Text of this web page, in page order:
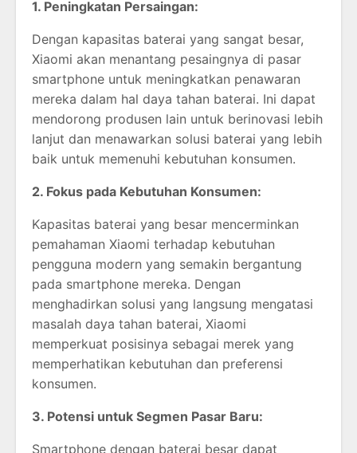
1. Peningkatan Persaingan:
Dengan kapasitas baterai yang sangat besar,
Xiaomi akan menantang pesaingnya di pasar
smartphone untuk meningkatkan penawaran
mereka dalam hal daya tahan baterai. Ini dapat
mendorong produsen lain untuk berinovasi lebih
lanjut dan menawarkan solusi baterai yang lebih
baik untuk memenuhi kebutuhan konsumen.
2. Fokus pada Kebutuhan Konsumen:
Kapasitas baterai yang besar mencerminkan
pemahaman Xiaomi terhadap kebutuhan
pengguna modern yang semakin bergantung
pada smartphone mereka. Dengan
menghadirkan solusi yang langsung mengatasi
masalah daya tahan baterai, Xiaomi
memperkuat posisinya sebagai merek yang
memperhatikan kebutuhan dan preferensi
konsumen.
3. Potensi untuk Segmen Pasar Baru:
Smartphone dengan baterai besar dapat